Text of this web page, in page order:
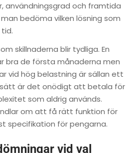
användningsgrad och framtida
bedöma vilken lösning som
skillnaderna blir tydliga. En
bra de första månaderna men
vid hög belastning är sällan ett
sätt är det onödigt att betala för
som aldrig används.
om att få rätt funktion för
specifikation för pengarna.
vid val